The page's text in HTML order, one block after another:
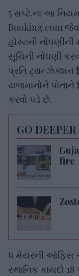
5 સપ્ટે.ના આ
Booking.com
હોસ્ટની નોંધણીની
સૂચિની નોંધણી
પ્રતિ ટ્રાન્ઝેક્શન
યજમાનોને પોતાને
કરવો પડે છે.
GO DEEPER
fire
ધ મેયરની ઑફિસ
સ્થાનિક કાયદો